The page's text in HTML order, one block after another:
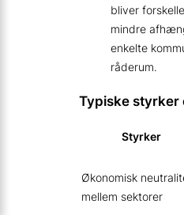
bliver
mindre
enkelte
råderum.
Typiske styrker
Styrker
Økonomisk
mellem sektorer